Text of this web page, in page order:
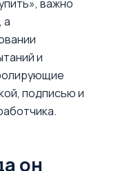
важно
а
и
подписью и
он